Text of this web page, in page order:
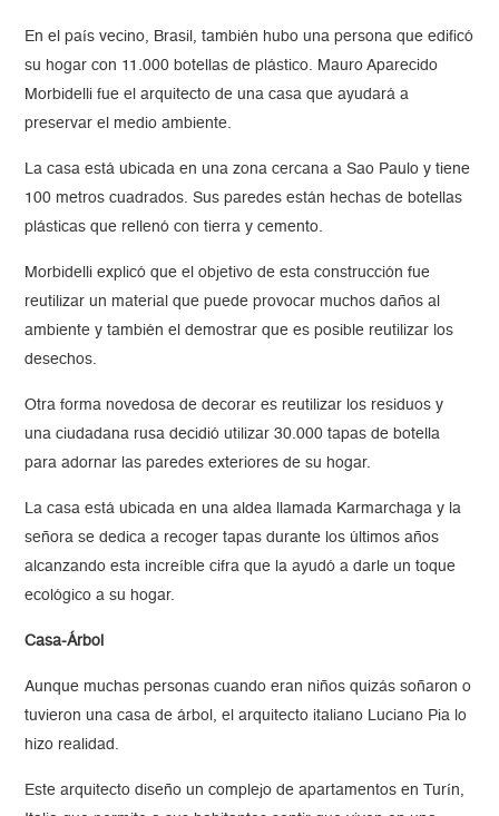
En el país vecino, Brasil, también hubo una persona que edificó
su hogar con 11.000 botellas de plástico. Mauro Aparecido
Morbidelli fue el arquitecto de una casa que ayudará a
preservar el medio ambiente.
La casa está ubicada en una zona cercana a Sao Paulo y tiene
100 metros cuadrados. Sus paredes están hechas de botellas
plásticas que rellenó con tierra y cemento.
Morbidelli explicó que el objetivo de esta construcción fue
reutilizar un material que puede provocar muchos daños al
ambiente y también el demostrar que es posible reutilizar los
desechos.
Otra forma novedosa de decorar es reutilizar los residuos y
una ciudadana rusa decidió utilizar 30.000 tapas de botella
para adornar las paredes exteriores de su hogar.
La casa está ubicada en una aldea llamada Karmarchaga y la
señora se dedica a recoger tapas durante los últimos años
alcanzando esta increíble cifra que la ayudó a darle un toque
ecológico a su hogar.
Casa-Árbol
Aunque muchas personas cuando eran niños quizás soñaron o
tuvieron una casa de árbol, el arquitecto italiano Luciano Pia lo
hizo realidad.
Este arquitecto diseño un complejo de apartamentos en Turín,